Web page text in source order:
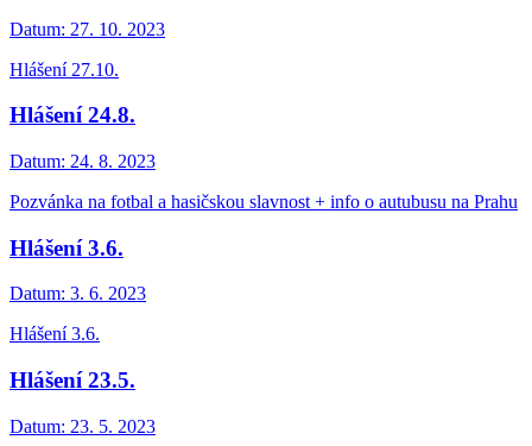
Datum: 27. 10. 2023
Hlášení 27.10.
Hlášení 24.8.
Datum: 24. 8. 2023
Pozvánka na fotbal a hasičskou slavnost + info o autubusu na Prahu
Hlášení 3.6.
Datum: 3. 6. 2023
Hlášení 3.6.
Hlášení 23.5.
Datum: 23. 5. 2023